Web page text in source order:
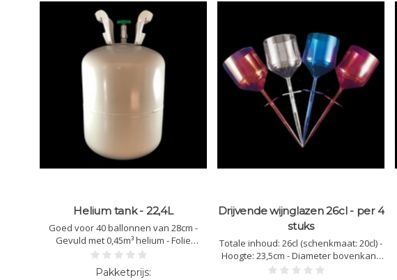
Helium tank - 22,4L
Goed voor 40 ballonnen van 28cm -
Gevuld met 0,45m³ helium - Folie
ballonnen behouden kracht tot 4
dagen - Latex ballonnen blijven 5 tot 7
Drijvende wijnglazen 26cl - per 4
stuks
Totale inhoud: 26cl (schenkmaat: 20cl) -
Hoogte: 23,5cm - Diameter bovenkant:
7cm - Lengte onderste deel van de